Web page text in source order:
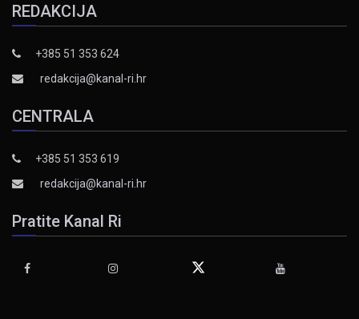
REDAKCIJA
+385 51 353 624
redakcija@kanal-ri.hr
CENTRALA
+385 51 353 619
redakcija@kanal-ri.hr
Pratite Kanal Ri